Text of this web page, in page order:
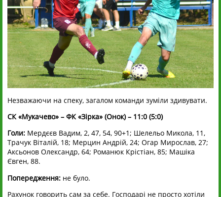
Незважаючи на спеку, загалом команди зуміли здивувати.
СК «Мукачево» – ФК «Зірка» (Онок) – 11:0 (5:0)
Голи: Мердєєв Вадим, 2, 47, 54, 90+1; Шелельо Микола, 11,
Трачук Віталій, 18; Мерцин Андрій, 24; Огар Мирослав, 27;
Аксьонов Олександр, 64; Романюк Крістіан, 85; Машіка
Євген, 88.
Попередження: не було.
Рахунок говорить сам за себе. Господарі не просто хотіли